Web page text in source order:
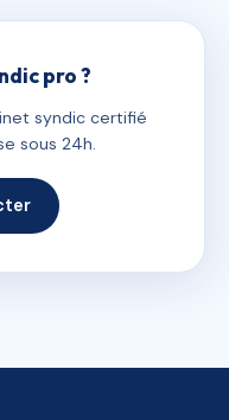
pro ?
syndic certifié
sous 24h.